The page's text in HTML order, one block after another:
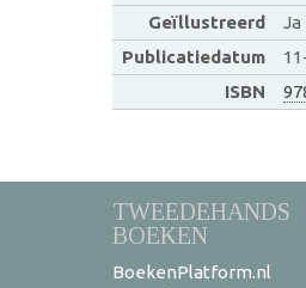
Geïllustreerd
Ja
Publicatiedatum
ISBN
TWEEDEHANDS
BOEKEN
BoekenPlatform.nl